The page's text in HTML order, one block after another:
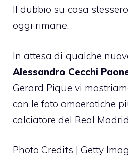
Il dubbio su cosa
oggi rimane.
In attesa di qualche
Alessandro Cecchi
Gerard Pique vi
con le foto omoerotiche
calciatore del Real
Photo Credits | Getty